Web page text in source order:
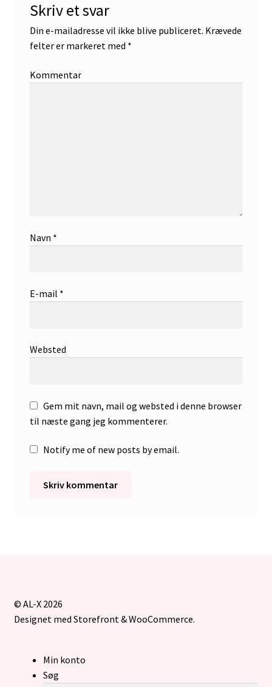
Skriv et svar
Din e-mailadresse vil ikke blive publiceret. Krævede
felter er markeret med *
Kommentar
Navn *
E-mail *
Websted
Gem mit navn, mail og websted i denne browser
til næste gang jeg kommenterer.
Notify me of new posts by email.
© AL-X 2026
Designet med Storefront & WooCommerce.
Min konto
Søg